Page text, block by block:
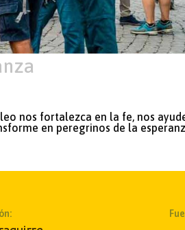
nos fortalezca en la fe, nos
en peregrinos de la